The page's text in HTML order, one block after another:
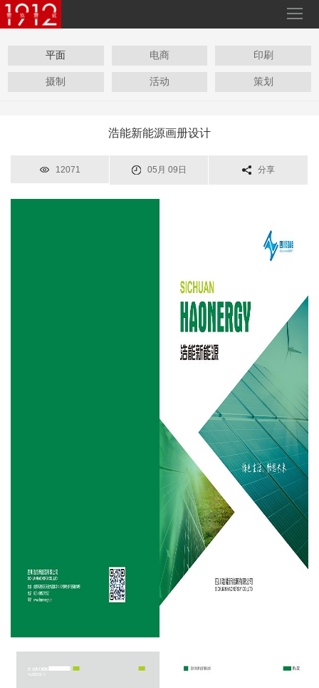
平面 电商 印刷
摄制 活动 策划
浩能新能源画册设计
12071 05月 09日 分享